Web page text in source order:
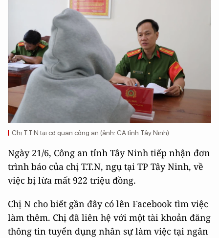
Chị T.T.N tại cơ quan công an (ảnh: CA tỉnh Tây Ninh)
Ngày 21/6, Công an tỉnh Tây Ninh tiếp nhận đơn
trình báo của chị T.T.N, ngụ tại TP Tây Ninh, về
việc bị lừa mất 922 triệu đồng.
Chị N cho biết gần đây có lên Facebook tìm việc
làm thêm. Chị đã liên hệ với một tài khoản đăng
thông tin tuyển dụng nhân sự làm việc tại ngân